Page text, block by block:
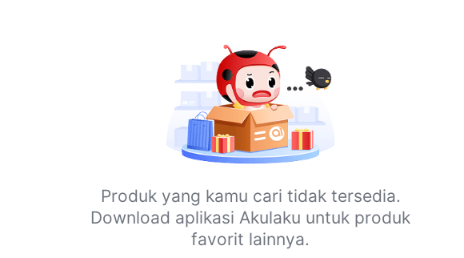
Produk yang kamu cari tidak tersedia.
Download aplikasi Akulaku untuk produk
favorit lainnya.